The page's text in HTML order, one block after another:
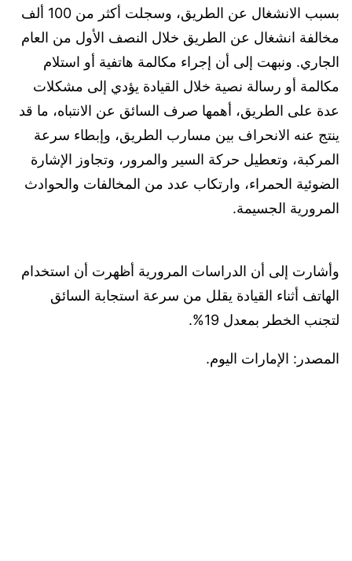
بسبب الانشغال عن الطريق، وسجلت أكثر من 100 ألف
مخالفة انشغال عن الطريق خلال النصف الأول من العام
الجاري. ونبهت إلى أن إجراء مكالمة هاتفية أو استلام
مكالمة أو رسالة نصية خلال القيادة يؤدي إلى مشكلات
عدة على الطريق، أهمها صرف السائق عن الانتباه، ما قد
ينتج عنه الانحراف بين مسارب الطريق، وإبطاء سرعة
المركبة، وتعطيل حركة السير والمرور، وتجاوز الإشارة
الضوئية الحمراء، وارتكاب عدد من المخالفات والحوادث
المرورية الجسيمة.
وأشارت إلى أن الدراسات المرورية أظهرت أن استخدام
الهاتف أثناء القيادة يقلل من سرعة استجابة السائق
لتجنب الخطر بمعدل 19%.
المصدر: الإمارات اليوم.